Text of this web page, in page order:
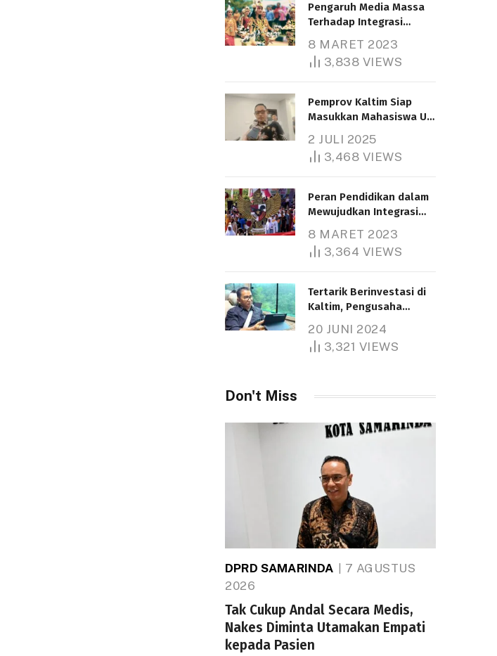
Pengaruh Media Massa
Terhadap Integrasi
8 MARET 2023
3,838 VIEWS
Pemprov Kaltim Siap
Masukkan Mahasiswa UT
Bantuan Pendidikan
Gratispol
2 JULI 2025
3,468 VIEWS
Peran Pendidikan dalam
Mewujudkan Integrasi
8 MARET 2023
3,364 VIEWS
Tertarik Berinvestasi di
Kaltim, Pengusaha
1.000 Hektare
20 JUNI 2024
3,321 VIEWS
Don't Miss
DPRD SAMARINDA
7 AGUSTUS
2026
Tak Cukup Andal Secara Medis,
Nakes Diminta Utamakan Empati
kepada Pasien